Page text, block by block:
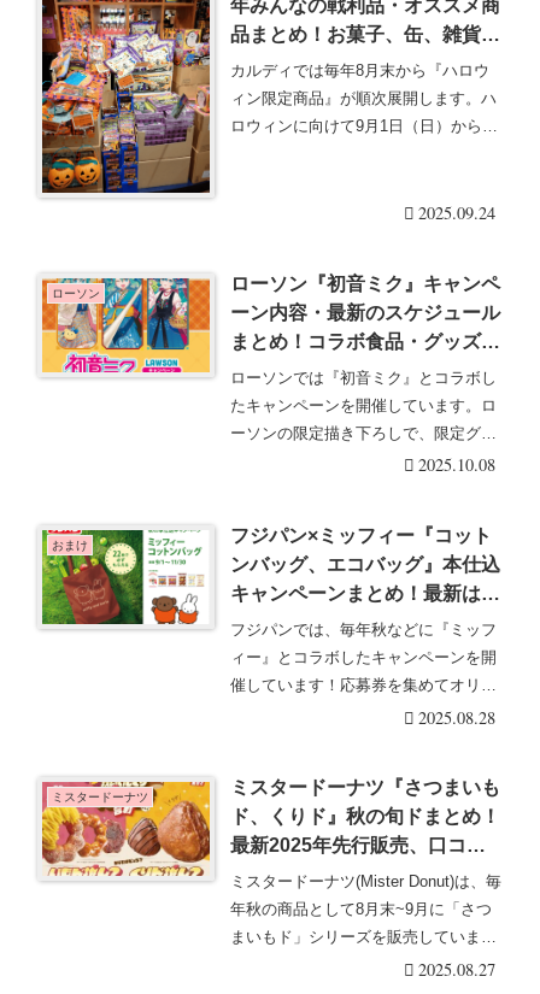
年みんなの戦利品・オススメ商
品まとめ！お菓子、缶、雑貨、
キャニスターも！
カルディでは毎年8月末から『ハロウ
ィン限定商品』が順次展開します。ハ
ロウィンに向けて9月1日（日）から10
2025.09.24
ローソン
ローソン『初音ミク』キャンペ
ーン内容・最新のスケジュール
まとめ！コラボ食品・グッズ・
おまけも？2025年秋冬に実
施！
ローソンでは『初音ミク』とコラボし
たキャンペーンを開催しています。ロ
ーソンの限定描き下ろしで、限定グッ
ズやおまけなどが展・・・続きを読む
2025.10.08
おまけ
フジパン×ミッフィー『コット
ンバッグ、エコバッグ』本仕込
キャンペーンまとめ！最新は
2025年秋冬！開催期間、応募
方法、種類、口コミ！
フジパンでは、毎年秋などに『ミッフ
ィー』とコラボしたキャンペーンを開
催しています！応募券を集めてオリジ
ナルのノベルティが・・・続きを読む
2025.08.28
ミスタードーナツ
ミスタードーナツ『さつまいも
ド、くりド』秋の旬ドまとめ！
最新2025年先行販売、口コミ
も！販売期間はいつまで？秋の
いもくり推しド合戦！
ミスタードーナツ(Mister Donut)は、毎
年秋の商品として8月末~9月に「さつ
まいもド」シリーズを販売していま
2025.08.27